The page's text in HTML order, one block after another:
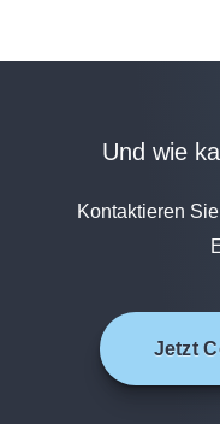
Und wie
Kontaktieren
Jetzt